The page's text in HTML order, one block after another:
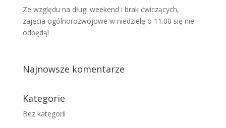
Ze względu na długi weekend i brak ćwiczących,
zajęcia ogólnorozwojowe w niedzielę o 11.00 się nie
odbędą!
Najnowsze komentarze
Kategorie
Bez kategorii